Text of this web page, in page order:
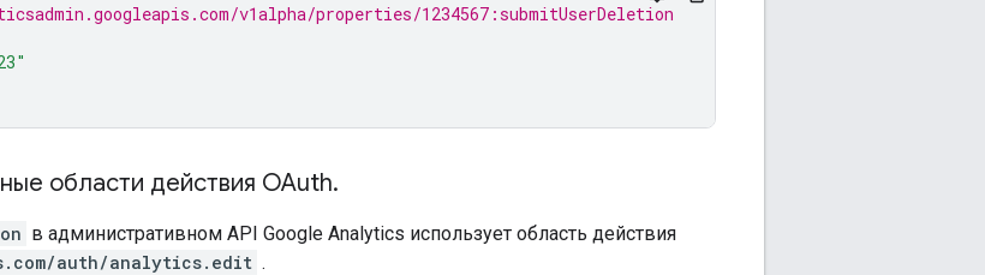
v1alpha/properties/1234567:submitUserDeletion
области действия OAuth.
в административном API Google Analytics использует область действия
auth/analytics.edit .